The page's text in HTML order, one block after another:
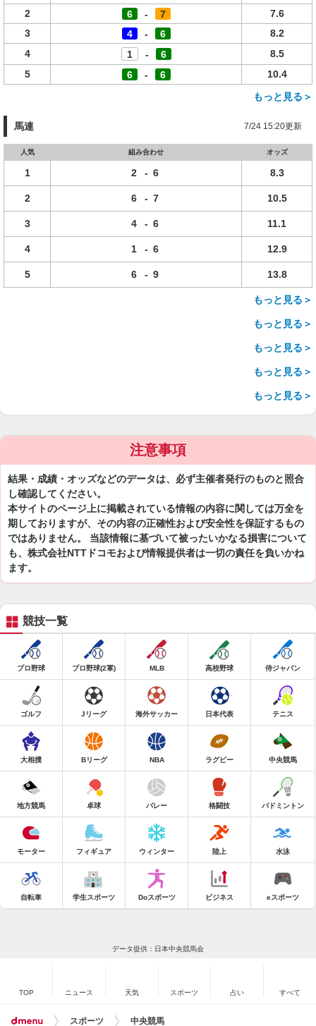
2
6 - 7
7.6
3
4 - 6
8.2
4
1 - 6
8.5
5
6 - 6
10.4
もっと見る＞
馬連 7/24 15:20更新
人気 組み合わせ オッズ
1 2 - 6 8.3
2 6 - 7 10.5
3 4 - 6 11.1
4 1 - 6 12.9
5 6 - 9 13.8
もっと見る＞
もっと見る＞
もっと見る＞
もっと見る＞
もっと見る＞
注意事項
結果・成績・オッズなどのデータは、必ず主催者発行のものと照合
し確認してください。
本サイトのページ上に掲載されている情報の内容に関しては万全を
期しておりますが、その内容の正確性および安全性を保証するもの
ではありません。 当該情報に基づいて被ったいかなる損害について
も、株式会社NTTドコモおよび情報提供者は一切の責任を負いかね
ます。
競技一覧
プロ野球 プロ野球(2軍) MLB 高校野球 侍ジャパン
ゴルフ Jリーグ 海外サッカー 日本代表 テニス
大相撲 Bリーグ NBA ラグビー 中央競馬
地方競馬 卓球 バレー 格闘技 バドミントン
モーター フィギュア ウィンター 陸上 水泳
自転車 学生スポーツ Doスポーツ ビジネス eスポーツ
データ提供：日本中央競馬会
TOP ニュース 天気 スポーツ 占い すべて
スポーツ 中央競馬